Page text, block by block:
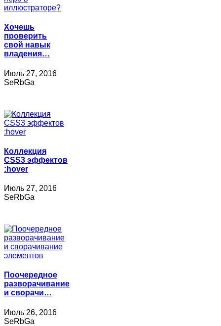
Хочешь
проверить
свой навык
владения…
Июль 27, 2016
SeRbGa
Коллекция
CSS3 эффектов
:hover
Июль 27, 2016
SeRbGa
Поочередное
разворачивание
и сворачи…
Июль 26, 2016
SeRbGa